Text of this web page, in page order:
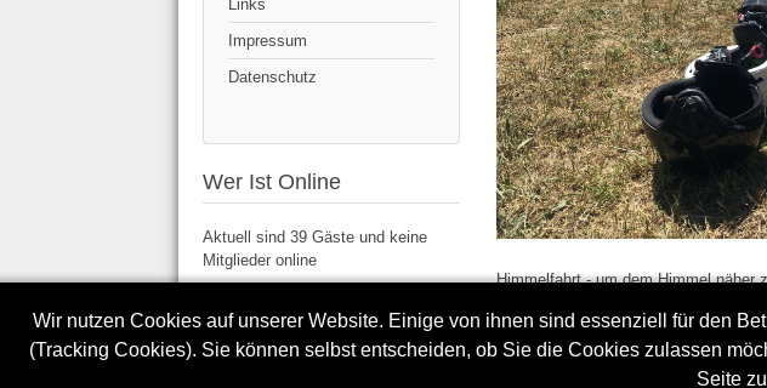
Links
Impressum
Datenschutz
Wer Ist Online
Aktuell sind 39 Gäste und keine
Mitglieder online
Himmelfahrt - um dem Himmel näher
Thermik hätte etwas konstanter sein
ausgedehnte Platzrunden drehen.
Wir nutzen Cookies auf unserer Website. Einige von ihnen sind essenziell für den
(Tracking Cookies). Sie können selbst entscheiden, ob Sie die Cookies zulassen
Seite